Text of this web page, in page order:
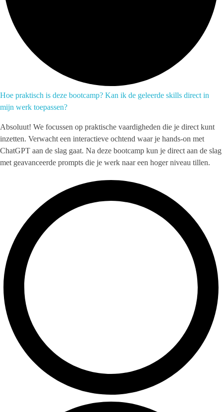
Hoe praktisch is deze bootcamp? Kan ik de geleerde skills direct in
mijn werk toepassen?
Absoluut! We focussen op praktische vaardigheden die je direct kunt
inzetten. Verwacht een interactieve ochtend waar je hands-on met
ChatGPT aan de slag gaat. Na deze bootcamp kun je direct aan de slag
met geavanceerde prompts die je werk naar een hoger niveau tillen.